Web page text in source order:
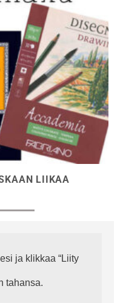
LIIKAA
ja klikkaa “Liity
tahansa.